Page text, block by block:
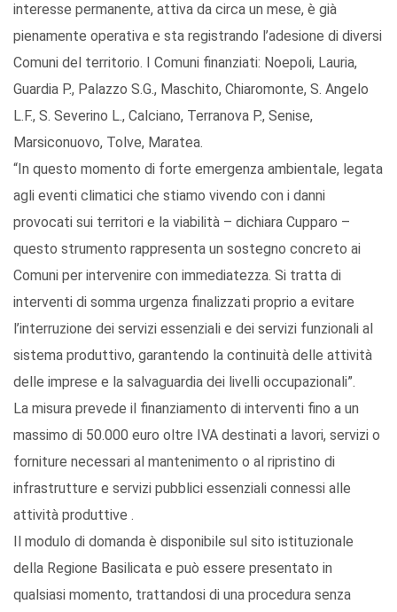
interesse permanente, attiva da circa un mese, è già
pienamente operativa e sta registrando l’adesione di diversi
Comuni del territorio. I Comuni finanziati: Noepoli, Lauria,
Guardia P., Palazzo S.G., Maschito, Chiaromonte, S. Angelo
L.F., S. Severino L., Calciano, Terranova P., Senise,
Marsiconuovo, Tolve, Maratea.
“In questo momento di forte emergenza ambientale, legata
agli eventi climatici che stiamo vivendo con i danni
provocati sui territori e la viabilità – dichiara Cupparo –
questo strumento rappresenta un sostegno concreto ai
Comuni per intervenire con immediatezza. Si tratta di
interventi di somma urgenza finalizzati proprio a evitare
l’interruzione dei servizi essenziali e dei servizi funzionali al
sistema produttivo, garantendo la continuità delle attività
delle imprese e la salvaguardia dei livelli occupazionali”.
La misura prevede il finanziamento di interventi fino a un
massimo di 50.000 euro oltre IVA destinati a lavori, servizi o
forniture necessari al mantenimento o al ripristino di
infrastrutture e servizi pubblici essenziali connessi alle
attività produttive .
Il modulo di domanda è disponibile sul sito istituzionale
della Regione Basilicata e può essere presentato in
qualsiasi momento, trattandosi di una procedura senza